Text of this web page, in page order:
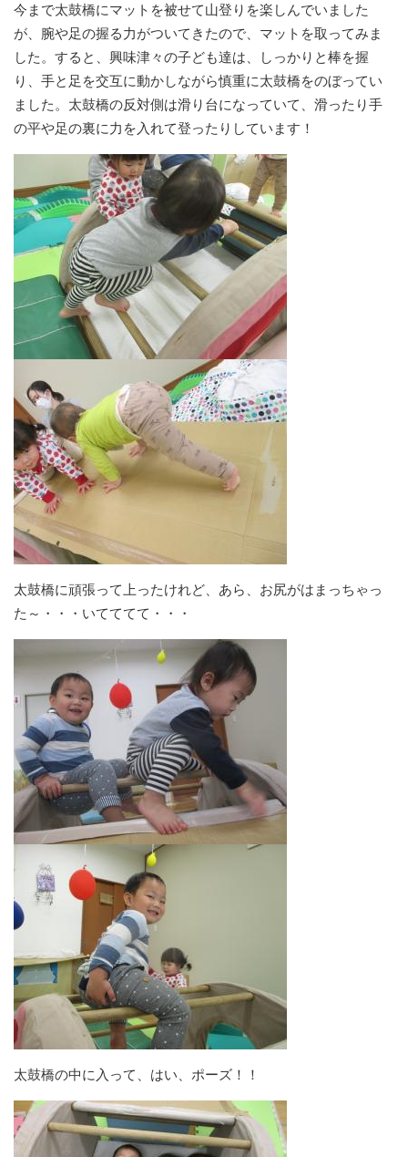
今まで太鼓橋にマットを被せて山登りを楽しんでいました
が、腕や足の握る力がついてきたので、マットを取ってみま
した。すると、興味津々の子ども達は、しっかりと棒を握
り、手と足を交互に動かしながら慎重に太鼓橋をのぼってい
ました。太鼓橋の反対側は滑り台になっていて、滑ったり手
の平や足の裏に力を入れて登ったりしています！
太鼓橋に頑張って上ったけれど、あら、お尻がはまっちゃっ
た～・・・いてててて・・・
太鼓橋の中に入って、はい、ポーズ！！